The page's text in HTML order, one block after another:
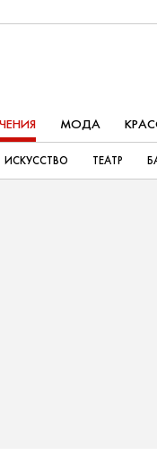
МОДА
ИСКУССТВО ТЕАТР